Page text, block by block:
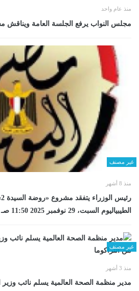
منذ عام واحد
مجلس النواب يرفع الجلسة العامة ويناقش
غير مصنف
منذ 8 أشهر
الطيبياليوم السبت، 29 نوفمبر 2025 11:50 صـ
غير مصنف
منذ 3 أشهر
مدير منظمة الصحة العالمية يسلم نائب